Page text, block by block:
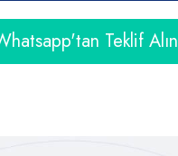
Teklif Alın